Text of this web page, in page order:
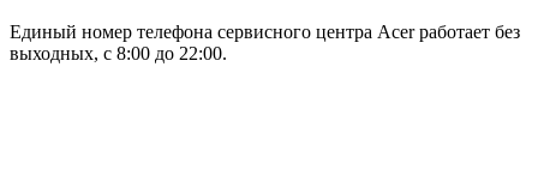
Единый номер телефона сервисного центра Acer работает без
выходных, с 8:00 до 22:00.